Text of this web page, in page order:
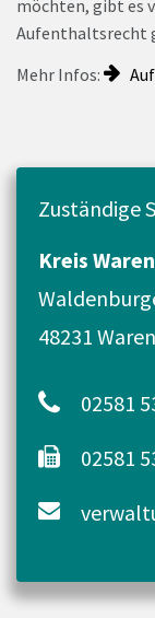
möchten, gibt es
Aufenthaltsrecht
Mehr Infos:
Zuständige
Kreis
48231
02581
02581